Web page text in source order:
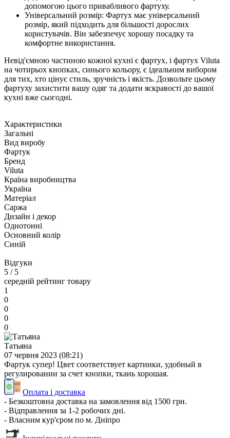
допомогою цього привабливого фартуху.
Універсальний розмір: Фартух має універсальний
розмір, який підходить для більшості дорослих
користувачів. Він забезпечує хорошу посадку та
комфортне використання.
Невід'ємною частиною кожної кухні є фартух, і фартух Viluta
на чотирьох кнопках, синього кольору, є ідеальним вибором
для тих, хто цінує стиль, зручність і якість. Дозвольте цьому
фартуху захистити вашу одяг та додати яскравості до вашої
кухні вже сьогодні.
Характеристики
Загальні
Вид виробу
Фартук
Бренд
Viluta
Країна виробництва
Україна
Матеріал
Саржа
Дизайн і декор
Однотонні
Основний колір
Синій
Відгуки
5 / 5
середній рейтинг товару
1
0
0
0
0
Татьяна
07 червня 2023 (08:21)
Фартук супер! Цвет соответствует картинки, удобный в
регулировании за счет кнопки, ткань хорошая.
Оплата і доставка
- Безкоштовна доставка на замовлення від 1500 грн.
- Відправлення за 1-2 робочих дні.
- Власним кур'єром по м. Дніпро